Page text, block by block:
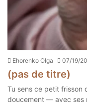
Ehorenko Olga 07/19/
(pas de titre)
Tu sens ce petit frisson
doucement — avec ses